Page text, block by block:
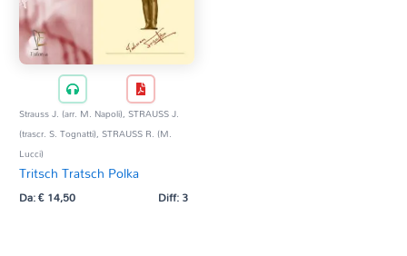
Strauss J. (arr. M. Napoli), STRAUSS J.
(trascr. S. Tognatti), STRAUSS R. (M.
Lucci)
Tritsch Tratsch Polka
Da:€14,50 Diff: 3